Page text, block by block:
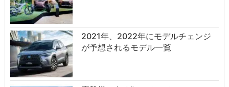
2021年、2022年にモデルチェンジ
が予想されるモデル一覧